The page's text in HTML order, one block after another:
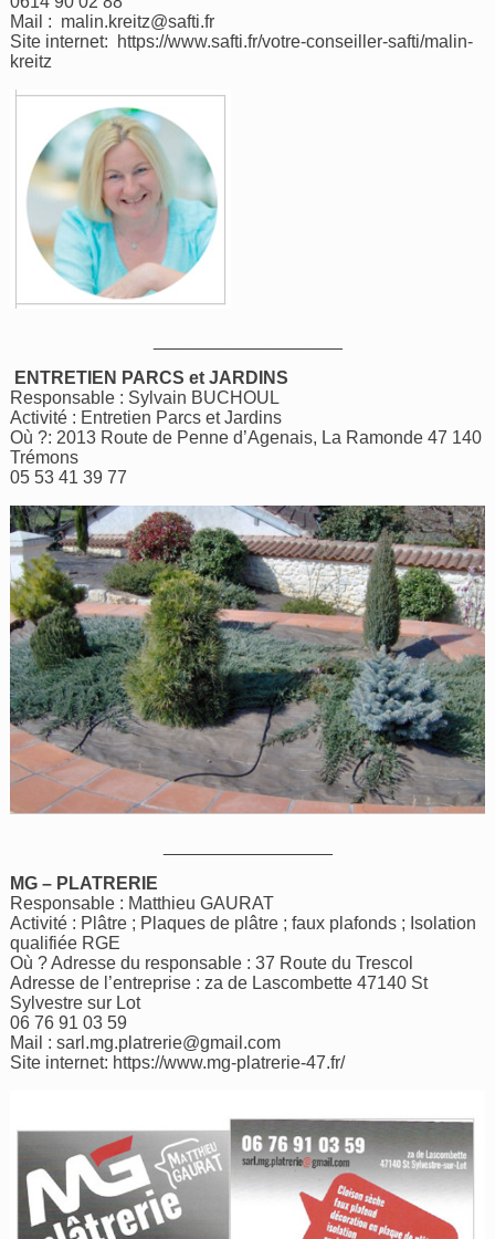
Mail : malin.kreitz@safti.fr
Site internet:
https://www.safti.fr/votre-conseiller-safti/malin-
kreitz
ENTRETIEN PARCS et JARDINS
Responsable : Sylvain BUCHOUL
Activité : Entretien Parcs et Jardins
Où ?: 2013 Route de Penne d’Agenais, La Ramonde 47 140
Trémons
05 53 41 39 77
MG – PLATRERIE
Responsable : Matthieu GAURAT
Activité : Plâtre ; Plaques de plâtre ; faux plafonds ; Isolation
qualifiée RGE
Où ? Adresse du responsable : 37 Route du Trescol
Adresse de l’entreprise : za de Lascombette 47140 St
Sylvestre sur Lot
06 76 91 03 59
Mail :sarl.mg.platrerie@gmail.com
Site internet: https://www.mg-platrerie-47.fr/